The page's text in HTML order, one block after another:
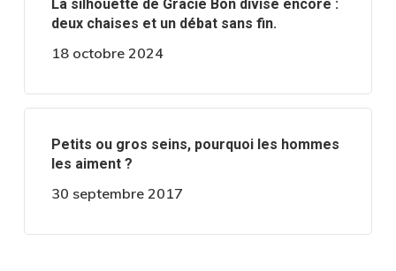
La silhouette de Gracie Bon divise encore :
deux chaises et un débat sans fin.
18 octobre 2024
Petits ou gros seins, pourquoi les hommes
les aiment ?
30 septembre 2017